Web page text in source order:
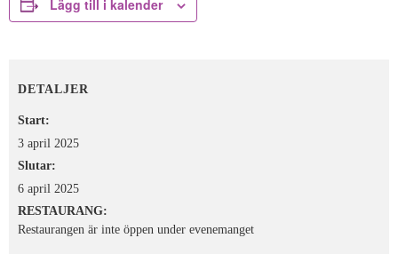
Lägg till i kalender
DETALJER
Start:
3 april 2025
Slutar:
6 april 2025
RESTAURANG:
Restaurangen är inte öppen under evenemanget